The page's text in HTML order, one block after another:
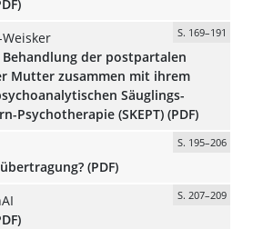
S. 169–191
Behandlung der postpartalen
Mutter zusammen mit ihrem
Säuglings-
Psychotherapie (SKEPT) (PDF)
S. 195–206
(PDF)
S. 207–209